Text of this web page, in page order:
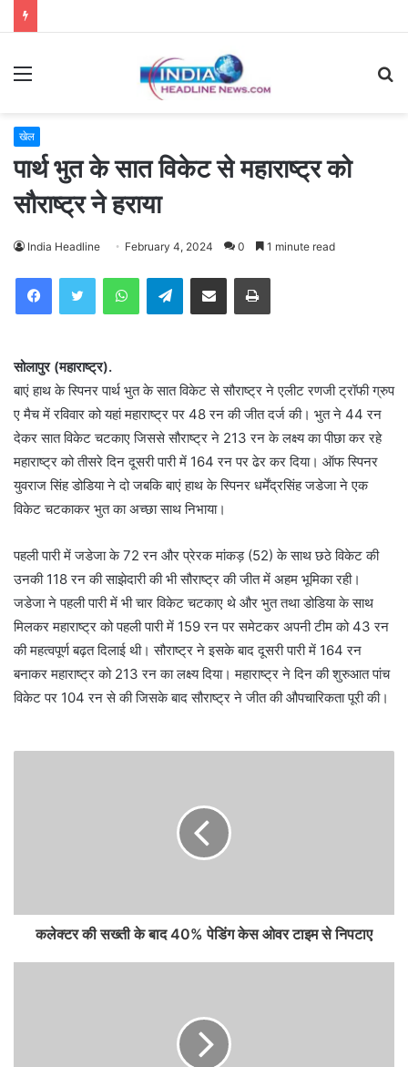
Menu
खेल
पार्थ भुत के सात विकेट से महाराष्ट्र को
सौराष्ट्र ने हराया
India Headline February 4, 2024 0 1 minute read
WhatsAppTelegramShare via Email Print
सोलापुर (महाराष्ट्र).
बाएं हाथ के स्पिनर पार्थ भुत के सात विकेट से सौराष्ट्र ने एलीट रणजी ट्रॉफी ग्रुप
ए मैच में रविवार को यहां महाराष्ट्र पर 48 रन की जीत दर्ज की। भुत ने 44 रन
देकर सात विकेट चटकाए जिससे सौराष्ट्र ने 213 रन के लक्ष्य का पीछा कर रहे
महाराष्ट्र को तीसरे दिन दूसरी पारी में 164 रन पर ढेर कर दिया। ऑफ स्पिनर
युवराज सिंह डोडिया ने दो जबकि बाएं हाथ के स्पिनर धर्मेंद्रसिंह जडेजा ने एक
विकेट चटकाकर भुत का अच्छा साथ निभाया।
पहली पारी में जडेजा के 72 रन और प्रेरक मांकड़ (52) के साथ छठे विकेट की
उनकी 118 रन की साझेदारी की भी सौराष्ट्र की जीत में अहम भूमिका रही।
जडेजा ने पहली पारी में भी चार विकेट चटकाए थे और भुत तथा डोडिया के साथ
मिलकर महाराष्ट्र को पहली पारी में 159 रन पर समेटकर अपनी टीम को 43 रन
की महत्वपूर्ण बढ़त दिलाई थी। सौराष्ट्र ने इसके बाद दूसरी पारी में 164 रन
बनाकर महाराष्ट्र को 213 रन का लक्ष्य दिया। महाराष्ट्र ने दिन की शुरुआत पांच
विकेट पर 104 रन से की जिसके बाद सौराष्ट्र ने जीत की औपचारिकता पूरी की।
कलेक्टर की सख्ती के बाद 40% पेडिंग केस ओवर टाइम से निपटाए